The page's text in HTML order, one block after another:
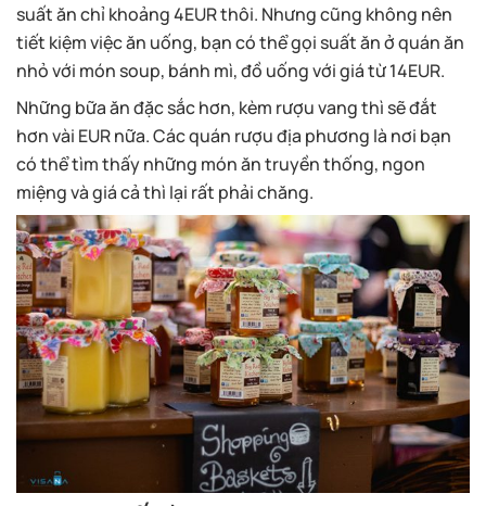
suất ăn chỉ khoảng 4EUR thôi. Nhưng cũng không nên
tiết kiệm việc ăn uống, bạn có thể gọi suất ăn ở quán ăn
nhỏ với món soup, bánh mì, đồ uống với giá từ 14EUR.
Những bữa ăn đặc sắc hơn, kèm rượu vang thì sẽ đắt
hơn vài EUR nữa. Các quán rượu địa phương là nơi bạn
có thể tìm thấy những món ăn truyền thống, ngon
miệng và giá cả thì lại rất phải chăng.